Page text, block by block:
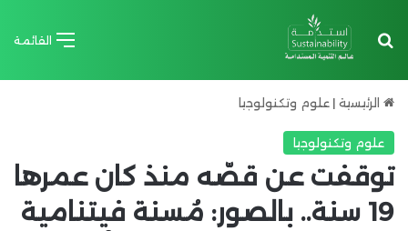
القائمة بحث عن
الرئيسية | علوم وتكنولوجيا
علوم وتكنولوجيا
توقفت عن قصّه منذ كان عمرها
19 سنة.. بالصور: مُسنة فيتنامية